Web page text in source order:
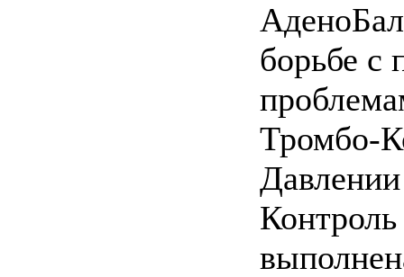
борьбе с
Тромбо-